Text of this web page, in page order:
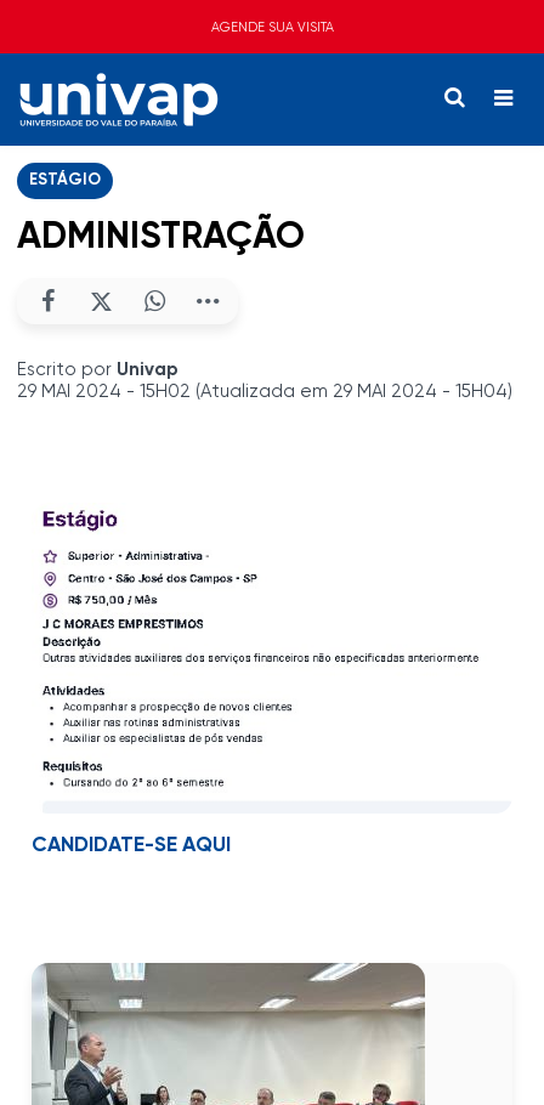
AGENDE SUA VISITA
ESTÁGIO
ADMINISTRAÇÃO
Escrito por Univap
29 MAI 2024 - 15H02 (Atualizada em 29 MAI 2024 - 15H04)
CANDIDATE-SE AQUI